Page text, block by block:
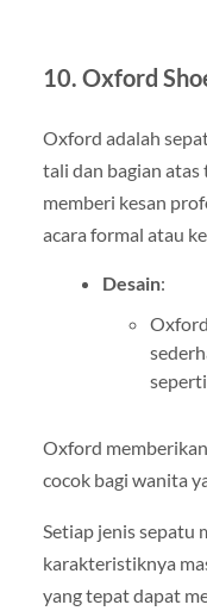
10. Oxford
Oxford adalah
tali dan bagian
memberi kesan
acara formal atau
Desain:
Oxford
cocok bagi wanita
Setiap jenis sepatu
karakteristiknya
yang tepat dapat